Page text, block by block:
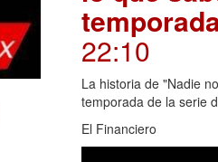
22:10
La historia de "Nadie
temporada de la serie
El Financiero